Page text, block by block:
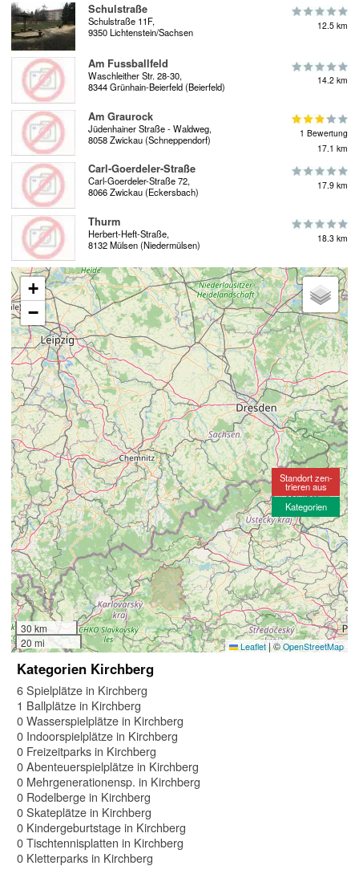
Schulstraße
Schulstraße 11F,
9350 Lichtenstein/Sachsen
12.5 km
Am Fussballfeld
Waschleither Str. 28-30,
8344 Grünhain-Beierfeld (Beierfeld)
14.2 km
Am Graurock
Jüdenhainer Straße - Waldweg,
8058 Zwickau (Schneppendorf)
1 Bewertung
17.1 km
Carl-Goerdeler-Straße
Carl-Goerdeler-Straße 72,
8066 Zwickau (Eckersbach)
17.9 km
Thurm
Herbert-Heft-Straße,
8132 Mülsen (Niedermülsen)
18.3 km
+
−
30 km
20 mi
Leaflet |©OpenStreetMap
Standort zen-
trieren aus
Kategorien
Kategorien Kirchberg
6 Spielplätze in Kirchberg
1 Ballplätze in Kirchberg
0 Wasserspielplätze in Kirchberg
0 Indoorspielplätze in Kirchberg
0 Freizeitparks in Kirchberg
0 Abenteuerspielplätze in Kirchberg
0 Mehrgenerationensp. in Kirchberg
0 Rodelberge in Kirchberg
0 Skateplätze in Kirchberg
0 Kindergeburtstage in Kirchberg
0 Tischtennisplatten in Kirchberg
0 Kletterparks in Kirchberg